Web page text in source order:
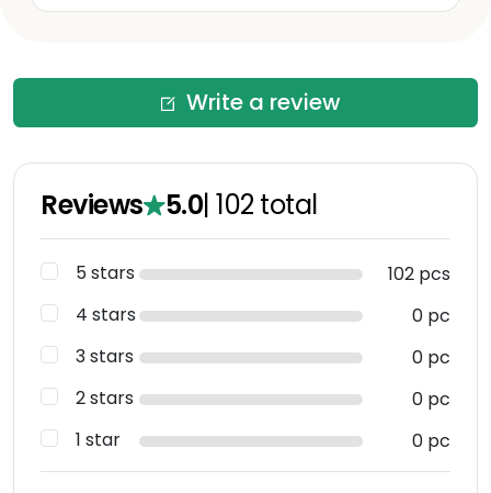
Write a review
Reviews 5.0|102 total
5 stars
102 pcs
4 stars
0 pc
3 stars
0 pc
2 stars
0 pc
1 star
0 pc